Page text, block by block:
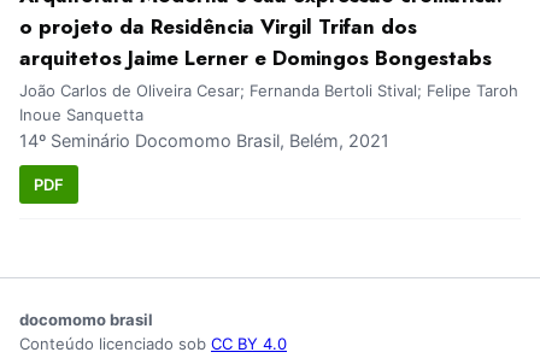
o projeto da Residência Virgil Trifan dos
arquitetos Jaime Lerner e Domingos Bongestabs
João Carlos de Oliveira Cesar; Fernanda Bertoli Stival; Felipe Taroh
Inoue Sanquetta
14º Seminário Docomomo Brasil, Belém, 2021
PDF
docomomo brasil
Conteúdo licenciado sob CC BY 4.0